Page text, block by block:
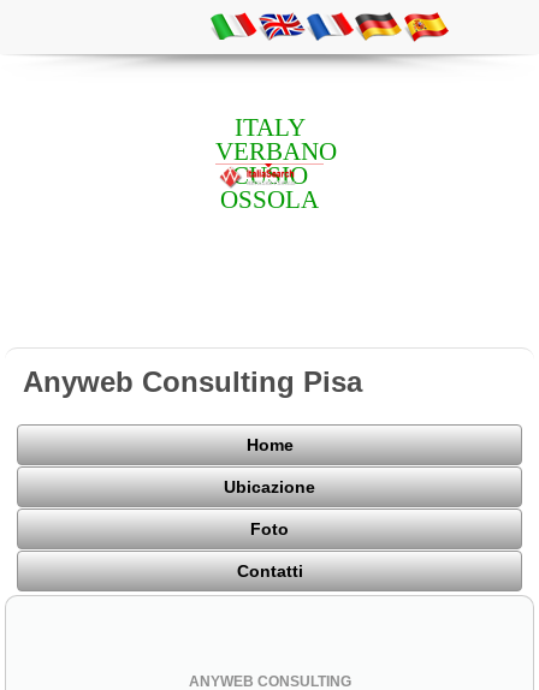
ITALY
VERBANO
CUSIO
OSSOLA
Anyweb Consulting Pisa
Home
Ubicazione
Foto
Contatti
ANYWEB CONSULTING